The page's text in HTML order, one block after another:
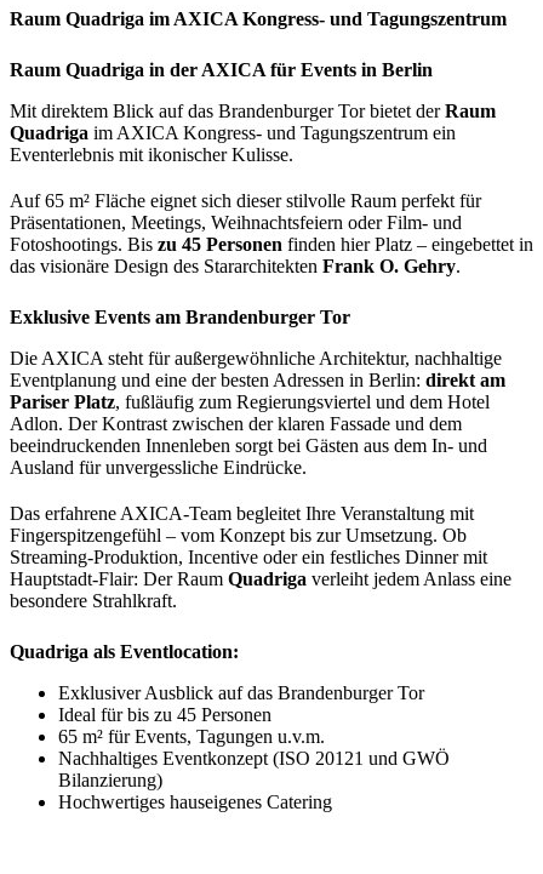
Raum Quadriga im AXICA Kongress- und Tagungszentrum
Raum Quadriga in der AXICA für Events in Berlin
Mit direktem Blick auf das Brandenburger Tor bietet derRaum
Quadriga im AXICA Kongress- und Tagungszentrum ein
Eventerlebnis mit ikonischer Kulisse.
Auf 65 m² Fläche eignet sich dieser stilvolle Raum perfekt für
Präsentationen, Meetings, Weihnachtsfeiern oder Film- und
Fotoshootings. Bis zu 45 Personen finden hier Platz – eingebettet in
das visionäre Design des Stararchitekten Frank O. Gehry.
Exklusive Events am Brandenburger Tor
Die AXICA steht für außergewöhnliche Architektur, nachhaltige
Eventplanung und eine der besten Adressen in Berlin: direkt am
Pariser Platz, fußläufig zum Regierungsviertel und dem Hotel
Adlon. Der Kontrast zwischen der klaren Fassade und dem
beeindruckenden Innenleben sorgt bei Gästen aus dem In- und
Ausland für unvergessliche Eindrücke.
Das erfahrene AXICA-Team begleitet Ihre Veranstaltung mit
Fingerspitzengefühl – vom Konzept bis zur Umsetzung. Ob
Streaming-Produktion, Incentive oder ein festliches Dinner mit
Hauptstadt-Flair: Der Raum Quadriga verleiht jedem Anlass eine
besondere Strahlkraft.
Quadriga als Eventlocation:
Exklusiver Ausblick auf das Brandenburger Tor
Ideal für bis zu 45 Personen
65 m² für Events, Tagungen u.v.m.
Nachhaltiges Eventkonzept (ISO 20121 und GWÖ
Bilanzierung)
Hochwertiges hauseigenes Catering